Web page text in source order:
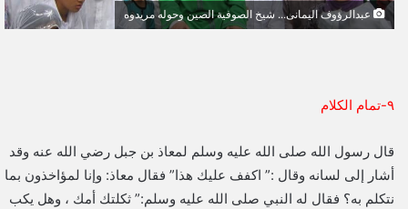
ك
ا
عبدالرؤوف اليمانى... شيخ الصوفية الصين وحوله مريدوه
٩-تمام الكلام
قال رسول الله صلى الله عليه وسلم لمعاذ بن جبل رضي الله عنه وقد
أشار إلى لسانه وقال :” اكفف عليك هذا” فقال معاذ: وإنا لمؤاخذون بما
نتكلم به؟ فقال له النبي صلى الله عليه وسلم:” ثكلتك أمك ، وهل يكب